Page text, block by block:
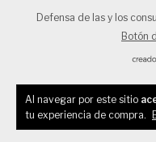
Al navegar por este sitio
tu experiencia de compra.
Defensa de las y los
Botón